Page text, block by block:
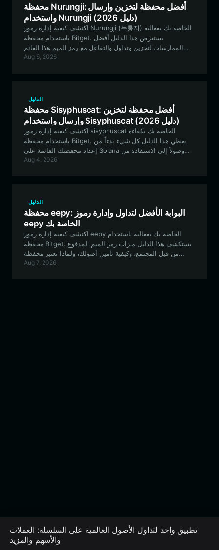
محفظة Nurungji: أفضل محفظة لتخزين وإرسال
واستخدام Nurungji (دليل 2026)
اكتشف كيفية إدارة رموز Nurungji (누룽지) الخاصة بك بفعالية
باستخدام محفظة Bitget. يستعرض هذا الدليل أفضل
الممارسات لتخزين وتداول والتفاعل مع رمز الميم هذا القائم
Aug 6, 2026
الدليل
محفظة Sisyphuscat: أفضل محفظة لتخزين
وإرسال واستخدام Sisyphuscat (دليل 2026)
اكتشف كيفية إدارة رموز sisyphuscat الخاصة بك بكفاءة
باستخدام محفظة Bitget. يغطي هذا الدليل كل شيء بدءاً من
إعداد محفظتك القائمة على Solana وصولاً إلى الاستفادة من
الميزات الفريدة لنظام sisyphuscat البيئي من أجل تفاعل آمن
Aug 4, 2026
الدليل
محفظة eepy: البوابة الأفضل لتداول وإدارة رموز
eepy الخاصة بك
اكتشف كيفية إدارة رموز eepy الخاصة بك بفعالية باستخدام
محفظة Bitget. يستكشف هذا الدليل ميزات رمز الميم المدفوع
من قبل المجتمع، وكيفية تأمين أصولك، ولماذا تعتبر محفظة
Bitget الخيار الأمثل لرحلتك في الأصول الثقافية القائمة على
Aug 7, 2026
تطبيق واحد لتداول الأصول العالمية على السلسلة: العملات
والأسهم والمزيد